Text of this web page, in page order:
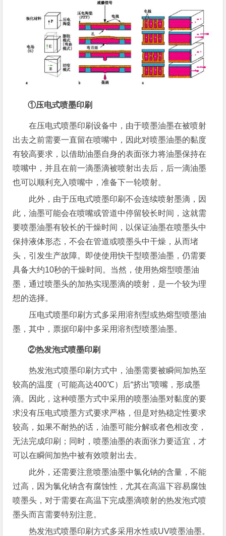
①压电式喷墨印刷
在压电式喷墨印刷设备中，由于喷墨油墨在被喷射
出去之前需要一直留在喷嘴中，因此对喷墨油墨的黏度
有较高要求，以借助油墨自身的表面张力将油墨保持在
喷嘴中，并且在前一滴墨滴被喷射出去后，后一滴油墨
也可以顺利充入喷嘴中，准备下一轮喷射。
此外，由于压电式喷墨印刷不会连续喷射墨滴，因
此，油墨可能会在喷嘴或管道中停留较长时间，这就需
要喷墨油墨有较长的干燥时间，以保证油墨在喷墨头中
保持液体形态，不会在管道或喷墨头中干燥，从而堵
头，引发生产故障。即使使用快干型喷墨油墨，仍需要
具备大约10秒的干燥时间。当然，使用热熔型喷墨油
墨，通过喷墨头的加热实现墨滴的喷射，是一个较为理
想的选择。
压电式喷墨印刷方式多采用溶剂型或热熔型喷墨油
墨，其中，票据印刷中多采用溶剂型喷墨油墨。
②热发泡式喷墨印刷
热发泡式喷墨印刷方式中，油墨需要被瞬间加热至
较高的温度（可能高达400℃）后“挤出”喷嘴，形成墨
滴。因此，这种喷墨方式中采用的喷墨油墨对黏度的要
求没有压电式喷墨方式要求严格，但是对热稳定性要求
较高，如果不耐热的话，油墨可能分解或者色相改变，
无法完成印刷；同时，喷墨油墨的表面张力要适宜，才
可以在瞬间加热中被有效喷射出去。
此外，还需要注意喷墨油墨中氯化钠的含量，不能
过高，因为氯化钠含有腐蚀性，尤其在高温下容易腐蚀
喷墨头，对于需要在高温下完成墨滴喷射的热发泡式喷
墨头而言需要特别注意。
热发泡式喷墨印刷方式多采用水性或UV喷墨油墨。